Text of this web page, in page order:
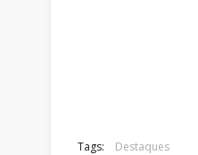
Tags: Destaques